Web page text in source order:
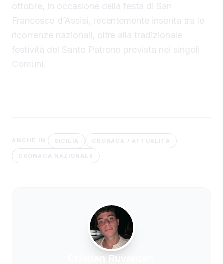
ottobre, in occasione della festa di San
Francesco d’Assisi, recentemente inserita tra le
ricorrenze nazionali, oltre alla tradizionale
festività del Santo Patrono prevista nei singoli
Comuni.
ANCHE IN SICILIA CRONACA / ATTUALITÀ
CRONACA NAZIONALE
Cristian Ruvanzeri